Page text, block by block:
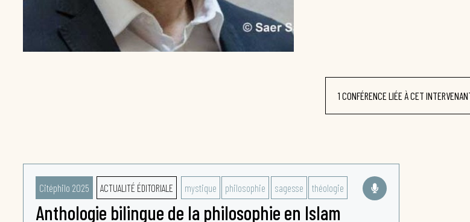
1 CONFÉRENCE LIÉE À CET
Citéphilo 2025 ACTUALITÉ ÉDITORIALE mystique philosophie sagesse théologie
Anthologie bilingue de la philosophie en Islam